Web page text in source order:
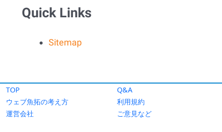
TOP
Q&A
ウェブ魚拓の考え方
利用規約
運営会社
ご意見など